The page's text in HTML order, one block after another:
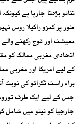
تنائو بڑھتا جارہا ہے
طور پر کمزو راکیلا روس
معیشت اور فوج رکھنے
اتحادی مغربی ممالک کو
کے لیے امریکا اور مغربی
براہ راست ٹکرائو کی
جس کے لیے ایک طرف
جارجیا کو نیٹو میں شامل